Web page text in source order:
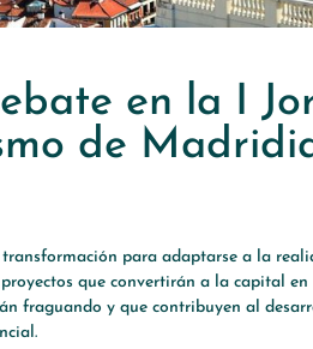
en la I
de
para adaptarse a la
que convertirán a la capital en
fraguando y que contribuyen al